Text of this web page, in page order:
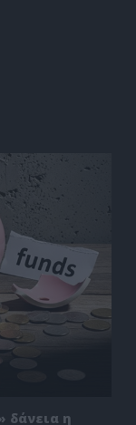
δάνεια η